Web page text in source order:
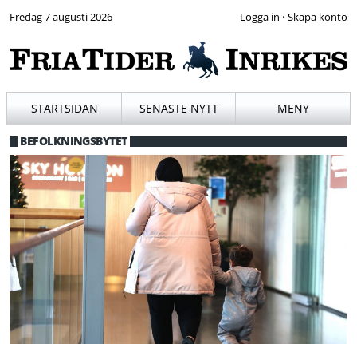
Fredag 7 augusti 2026 ·
STARTSIDAN SENASTE NYTT MENY
BEFOLKNINGSBYTET